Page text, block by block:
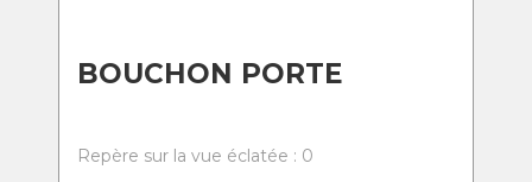
BOUCHON PORTE
Repère sur la vue éclatée : 0